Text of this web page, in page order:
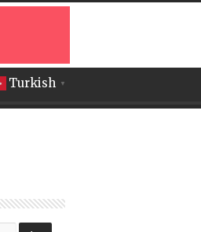
Turkish ▼